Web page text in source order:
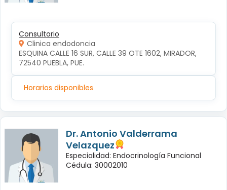
Consultorio
Clinica endodoncia
ESQUINA CALLE 16 SUR, CALLE 39 OTE 1602, MIRADOR,
72540 PUEBLA, PUE.
Horarios disponibles
Dr. Antonio Valderrama
Velazquez
Especialidad: Endocrinología Funcional
Cédula: 30002010